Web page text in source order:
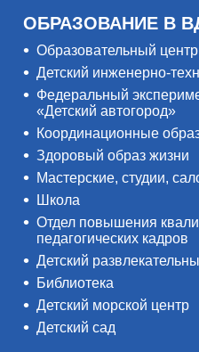
ОБРАЗОВАНИЕ В
Образовательный
Детский инженерно-
Федеральный
«Детский автогород»
Координационные
Здоровый образ жизни
Мастерские, студии,
Школа
Отдел повышения
педагогических кадров
Детский
Библиотека
Детский морской центр
Детский сад